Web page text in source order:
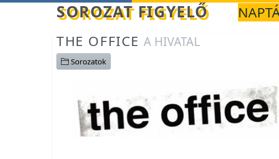
Betöltés... SOROZAT FIGYELŐ
THE OFFICE A HIVATAL
Sorozatok